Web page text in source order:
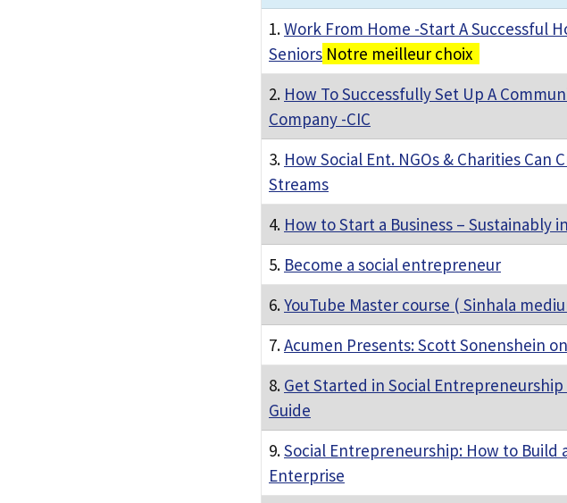
1.Work From Home -Start A Successful
Seniors Notre meilleur choix
2. How To Successfully Set Up A
Company -CIC
3. How Social Ent. NGOs & Charities Can
Streams
4. How to Start a Business – Sustainably
5. Become a social entrepreneur
6.YouTube Master course ( Sinhala
7.Acumen Presents: Scott Sonenshein
8. Get Started in Social Entrepreneurship
Guide
9.Social Entrepreneurship: How to Build
Enterprise